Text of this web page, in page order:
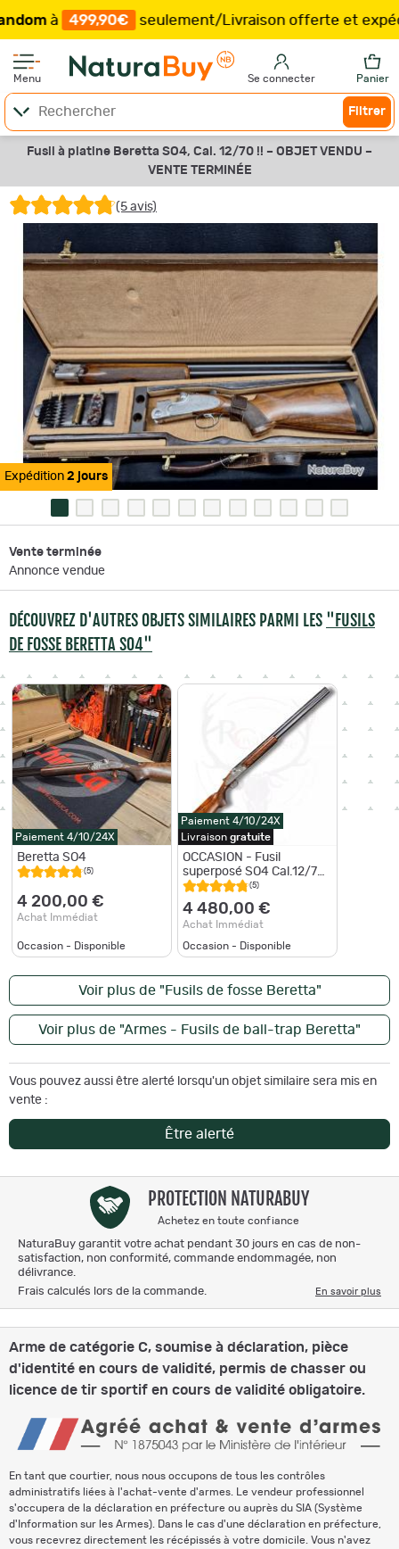
499,90€ seulement/Livraison offerte et expédition
Menu Se connecter Panier
Filtrer
Fusil à platine Beretta SO4, Cal. 12/70 !! – OBJET VENDU –
VENTE TERMINÉE
(5 avis)
Expédition 2 jours
Vente terminée
Annonce vendue
DÉCOUVREZ D'AUTRES OBJETS SIMILAIRES PARMI LES "FUSILS
DE FOSSE BERETTA SO4"
Paiement 4/10/24X
Beretta SO4
(5)
4 200,00 €
Achat Immédiat
Occasion - Disponible
Paiement 4/10/24X
Livraison gratuite
OCCASION - Fusil
superposé SO4 Cal.12/70
BERETTA
(5)
4 480,00 €
Achat Immédiat
Occasion - Disponible
Voir plus de "Fusils de fosse Beretta"
Voir plus de "Armes - Fusils de ball-trap Beretta"
Vous pouvez aussi être alerté lorsqu'un objet similaire sera mis en
vente :
Être alerté
PROTECTION NATURABUY
Achetez en toute confiance
NaturaBuy garantit votre achat pendant 30 jours en cas de non-
satisfaction, non conformité, commande endommagée, non
délivrance.
Frais calculés lors de la commande.
En savoir plus
Arme de catégorie C, soumise à déclaration, pièce
d'identité en cours de validité, permis de chasser ou
licence de tir sportif en cours de validité obligatoire.
En tant que courtier, nous nous occupons de tous les contrôles
administratifs liées à l'achat-vente d'armes. Le vendeur professionnel
s'occupera de la déclaration en préfecture ou auprès du SIA (Système
d'Information sur les Armes). Dans le cas d'une déclaration en préfecture,
vous recevrez directement les récépissés à votre domicile. Vous n'avez